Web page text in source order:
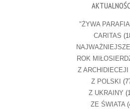
"ŻYWA
CARITAS
NAJWAŻNIEJSZE
ROK
Z ARCHIDIECEJI
Z POLSKI
Z UKRAINY
ZE ŚWIATA